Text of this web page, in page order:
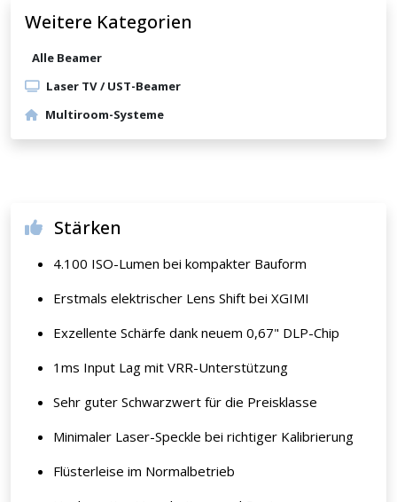
Weitere Kategorien
Alle Beamer
Laser TV / UST-Beamer
Multiroom-Systeme
Stärken
4.100 ISO-Lumen bei kompakter Bauform
Erstmals elektrischer Lens Shift bei XGIMI
Exzellente Schärfe dank neuem 0,67" DLP-Chip
1ms Input Lag mit VRR-Unterstützung
Sehr guter Schwarzwert für die Preisklasse
Minimaler Laser-Speckle bei richtiger Kalibrierung
Flüsterleise im Normalbetrieb